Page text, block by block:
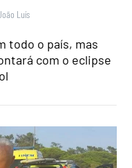
Luís
todo o país, mas
com o eclipse